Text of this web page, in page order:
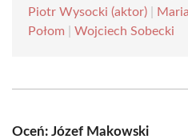
Piotr Wysocki (aktor)
Połom
Wojciech Sobecki
Oceń: Józef Makowski